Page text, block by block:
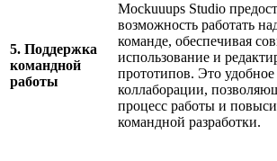
5. Поддержка
командной
работы
Mockuuups Studio
возможность работать
команде, обеспечивая
использование и
прототипов. Это удобное
коллаборации,
процесс работы и
командной разработки.